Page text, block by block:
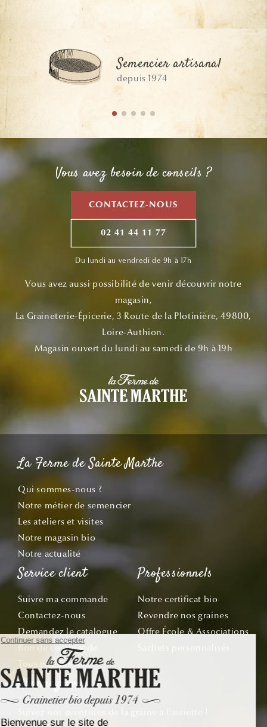
Semencier artisanal
depuis 1974
Vous avez besoin de conseils ?
CONTACTEZ-NOUS
02 41 44 11 77
Du lundi au vendredi de 9h à 17h
Vous avez aussi possibilité de venir découvrir notre
magasin,
La Graineterie-Épicerie, 3 Route de la Plotinière, 49800,
Loire-Authion.
Magasin ouvert du lundi au samedi de 9h à 19h
La Ferme de Sainte Marthe
Qui sommes-nous ?
Notre métier de semencier
Les ateliers et visites
Notre magasin bio
Notre actualité
Service client
Suivre ma commande
Contactez-nous
Demandez le catalogue
Bon de commande
Tous nos conseils
Professionnels
Notre certificat bio
Revendre nos graines
Offre École & Associations
Abonnez-vous